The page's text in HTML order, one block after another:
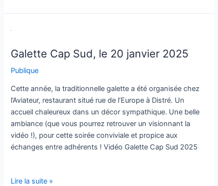
Galette Cap Sud, le 20 janvier 2025
Publique
Cette année, la traditionnelle galette a été organisée chez
l’Aviateur, restaurant situé rue de l’Europe à Distré. Un
accueil chaleureux dans un décor sympathique. Une belle
ambiance (que vous pourrez retrouver un visionnant la
vidéo !), pour cette soirée conviviale et propice aux
échanges entre adhérents ! Vidéo Galette Cap Sud 2025
Galette
Sud,
janvier
2025
Lire la suite »